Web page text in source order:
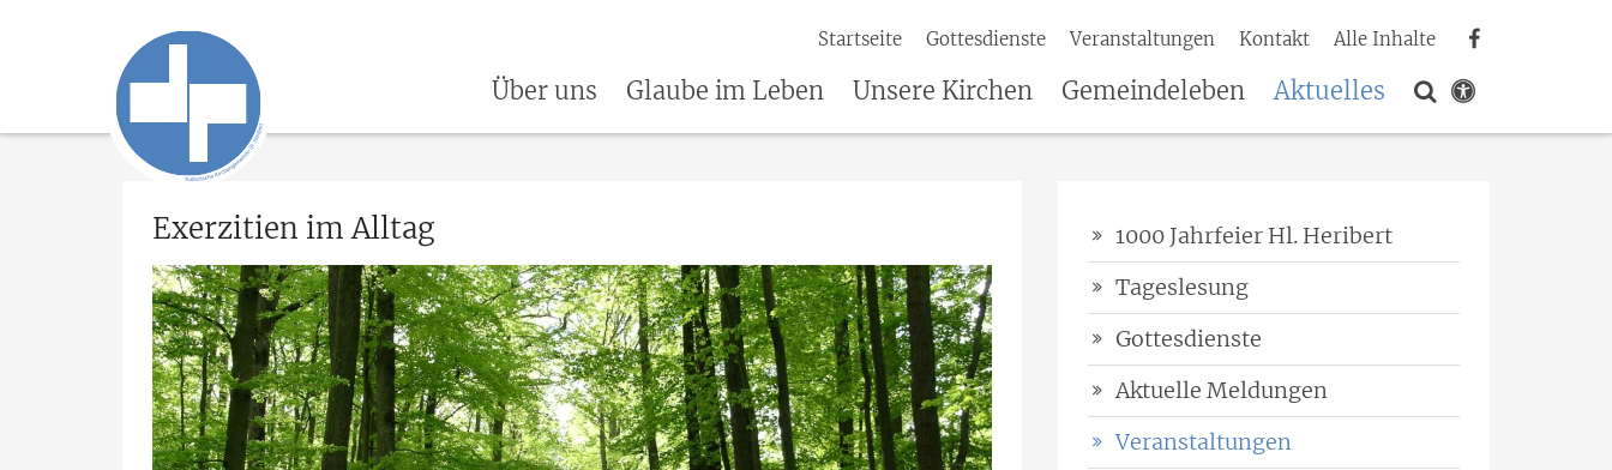
Startseite Gottesdienste Veranstaltungen Kontakt Alle Inhalte
Über uns Glaube im Leben Unsere Kirchen Gemeindeleben Aktuelles
Exerzitien im Alltag
1000 Jahrfeier Hl. Heribert
Tageslesung
Gottesdienste
Aktuelle Meldungen
Veranstaltungen